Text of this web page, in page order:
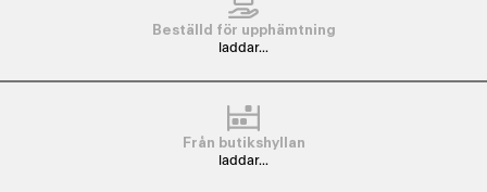
Beställd för upphämtning
laddar...
Från butikshyllan
laddar...